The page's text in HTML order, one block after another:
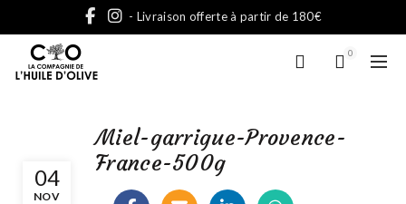
- Livraison offerte à partir de 180€
0
04
NOV
Miel-garrigue-Provence-
France-500g